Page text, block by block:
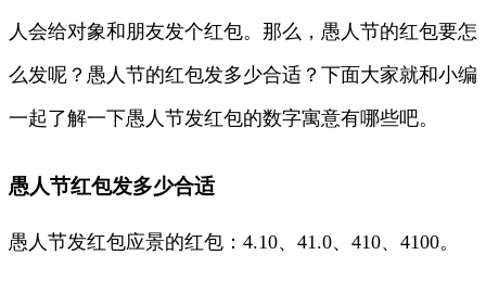
人会给对象和朋友发个红包。那么，愚人节的红包要怎
么发呢？愚人节的红包发多少合适？下面大家就和小编
一起了解一下愚人节发红包的数字寓意有哪些吧。
愚人节红包发多少合适
愚人节发红包应景的红包：4.10、41.0、410、4100。